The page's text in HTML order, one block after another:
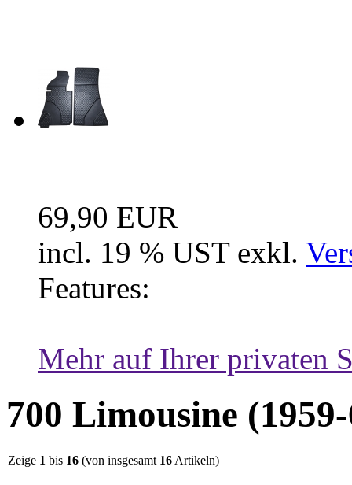
69,90 EUR
incl. 19 % UST exkl.
Features:
Mehr auf Ihrer privaten
700 Limousine
Zeige 1 bis 16 (von insgesamt 16Artikeln)